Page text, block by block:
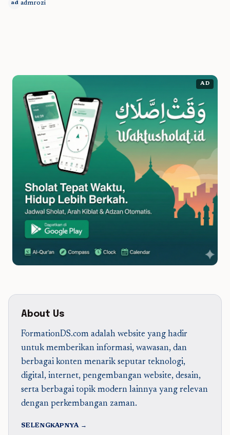
ad admrozi
AD
About Us
FormationDS.com adalah website yang hadir
untuk memberikan informasi, wawasan, dan
berbagai konten menarik seputar teknologi,
digital, internet, pengembangan website, desain,
serta berbagai topik modern lainnya yang relevan
dengan perkembangan zaman.
SELENGKAPNYA →